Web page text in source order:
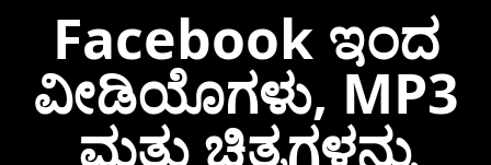
Facebook ಇಂದ
ವೀಡಿಯೊಗಳು, MP3
ಮತ್ತು ಚಿತ್ರಗಳನ್ನು